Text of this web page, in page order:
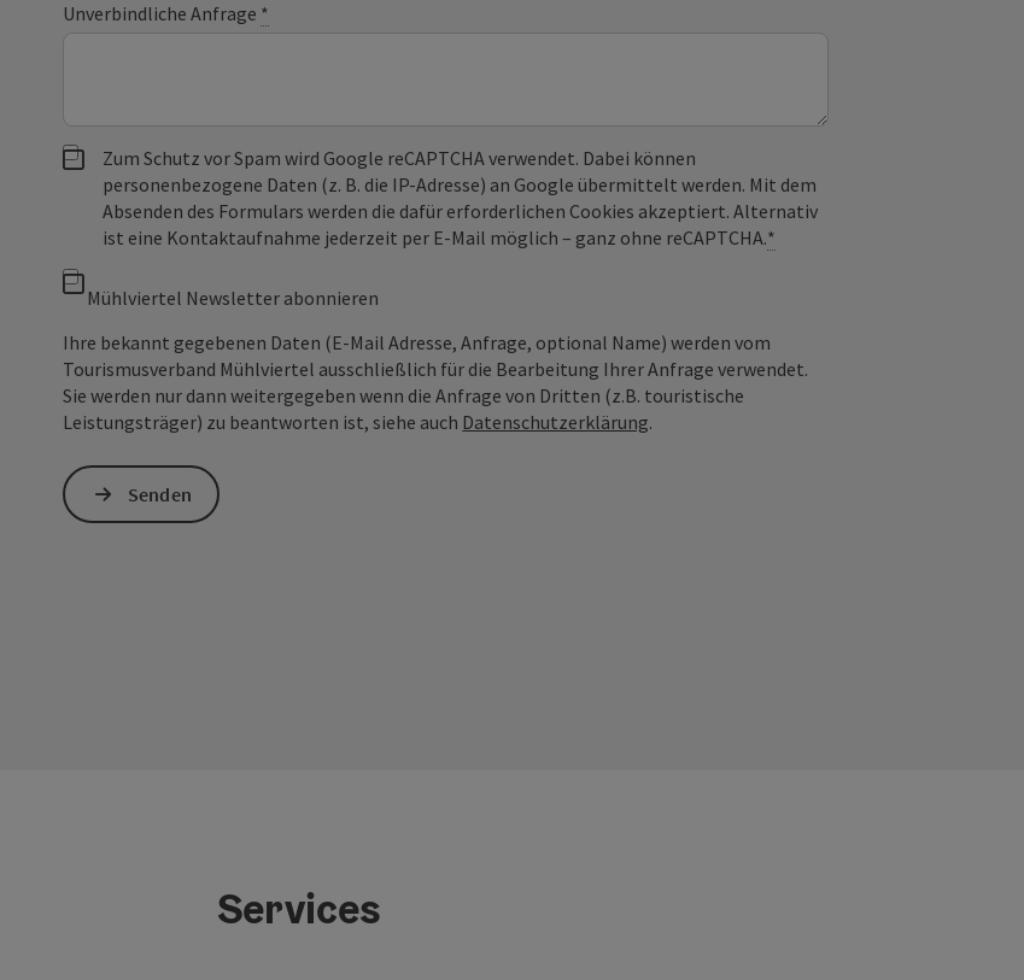
Unverbindliche Anfrage *
Zum Schutz vor Spam wird Google reCAPTCHA verwendet. Dabei können
personenbezogene Daten (z. B. die IP-Adresse) an Google übermittelt werden. Mit dem
Absenden des Formulars werden die dafür erforderlichen Cookies akzeptiert. Alternativ
ist eine Kontaktaufnahme jederzeit per E-Mail möglich – ganz ohne reCAPTCHA.*
Mühlviertel Newsletter abonnieren
Ihre bekannt gegebenen Daten (E-Mail Adresse, Anfrage, optional Name) werden vom
Tourismusverband Mühlviertel ausschließlich für die Bearbeitung Ihrer Anfrage verwendet.
Sie werden nur dann weitergegeben wenn die Anfrage von Dritten (z.B. touristische
Leistungsträger) zu beantworten ist, siehe auch Datenschutzerklärung.
Senden
Services